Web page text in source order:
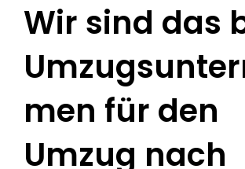
Wir sind das
men für den
Umzug nach